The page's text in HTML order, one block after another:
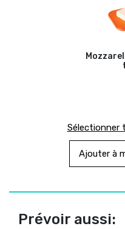
Sélectionner
Ajouter à
Prévoir aussi: